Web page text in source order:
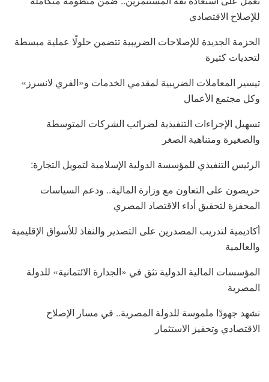
للإصلاح الاقتصادي
الحزمة الجديدة للإصلاحات الضريبية تتضمن حلولًا عملية مبسطة
لتحديات كثيرة
تيسير المعاملات الضريبية لمقدمي الخدمات و«الفري لانسرز»
وكل مجتمع الأعمال
تسهيل الإجراءات التنفيذية لضرائب الشركات المتوسطة
والصغيرة ومتناهية الصغر
الرئيس التنفيذي للمؤسسة الدولية الإسلامية لتمويل التجارة:
حريصون على التعاون مع وزارة المالية.. ودعم السياسات
المحفزة لتحقيق أداء الاقتصاد المصري
أكاديمية لتدريب المصدرين على التصدير والنفاذ للأسواق الإقليمية
والعالمية
المؤسسات المالية الدولية تثق في «الجدارة الائتمانية» للدولة
المصرية
نشهد جهودًا ملموسة للدولة المصرية.. في مسار الإصلاح
الاقتصادي وتحفيز الاستثمار